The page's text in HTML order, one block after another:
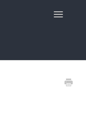
Toggle